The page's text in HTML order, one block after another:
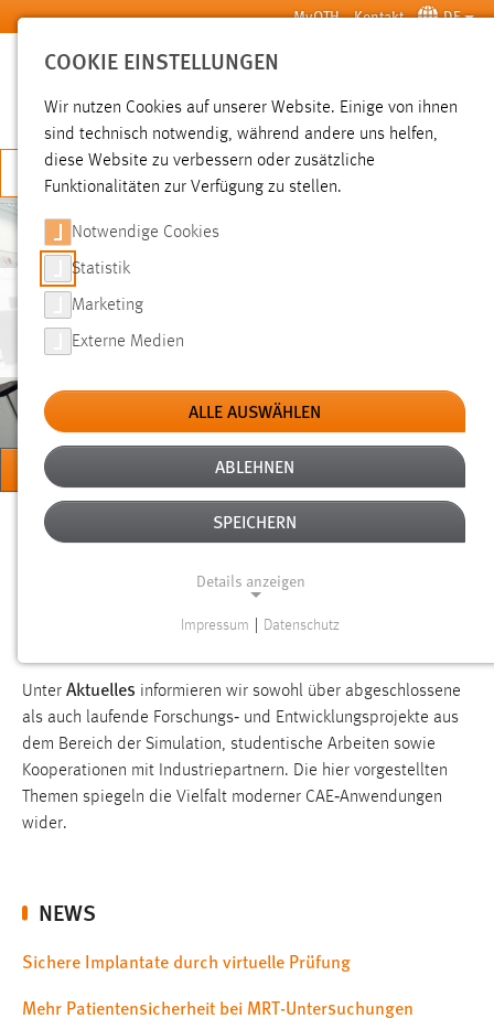
Zum Hauptinhalt springen MyOTH Kontakt DE
SUCHE
JETZT BEWERBEN
CAE UND SIMULATION
MENÜ
Sie sind hier:
Forschung Forschungseinrichtungen Labore
Unter Aktuelles informieren wir sowohl über abgeschlossene
als auch laufende Forschungs‑ und Entwicklungsprojekte aus
dem Bereich der Simulation, studentische Arbeiten sowie
Kooperationen mit Industriepartnern. Die hier vorgestellten
Themen spiegeln die Vielfalt moderner CAE‑Anwendungen
wider.
NEWS
Sichere Implantate durch virtuelle Prüfung
Mehr Patientensicherheit bei MRT-Untersuchungen
COOKIE EINSTELLUNGEN
Wir nutzen Cookies auf unserer Website. Einige von ihnen
sind technisch notwendig, während andere uns helfen,
diese Website zu verbessern oder zusätzliche
Funktionalitäten zur Verfügung zu stellen.
Notwendige Cookies
Statistik
Marketing
Externe Medien
ALLE AUSWÄHLEN
ABLEHNEN
SPEICHERN
Details anzeigen
Notwendige Cookies ermöglichen grundlegende
Funktionen und sind für die einwandfreie Funktion der
Website erforderlich.
Einverständnis
Dieser Cookie speichert die ausgewählten Einverständnis-
1 Jahr
Impressum Datenschutz